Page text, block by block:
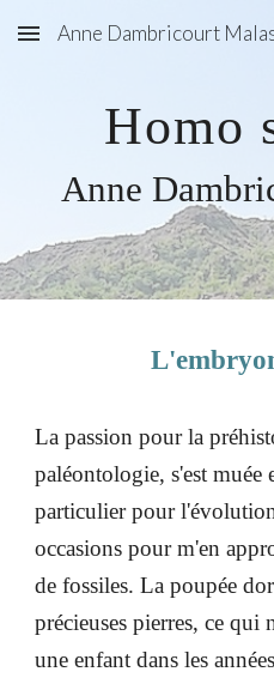
Skip to main content
Anne Dambricourt
Homo
Anne
La passion pour la
paléontologie, s'est muée
particulier pour
occasions pour m'en
de fossiles. La poupée
précieuses pierres, ce qui
une enfant dans les